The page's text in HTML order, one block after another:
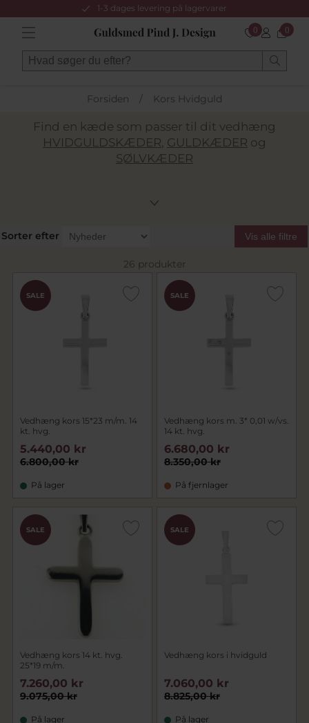
1-3 dages levering på lagervarer
0 0
Forsiden / Kors Hvidguld
Find en kæde som passer til dit vedhæng
HVIDGULDSKÆDER, GULDKÆDER og
SØLVKÆDER
Sorter efter Vis alle filtre
26 produkter
SALE
Vedhæng kors 15*23 m/m. 14
kt. hvg.
6.800,00 kr
5.440,00 kr
På lager
SALE
Vedhæng kors m. 3* 0,01 w/vs.
14 kt. hvg.
8.350,00 kr
6.680,00 kr
På fjernlager
SALE
Vedhæng kors 14 kt. hvg.
25*19 m/m.
9.075,00 kr
7.260,00 kr
På lager
SALE
Vedhæng kors i hvidguld
8.825,00 kr
7.060,00 kr
På lager